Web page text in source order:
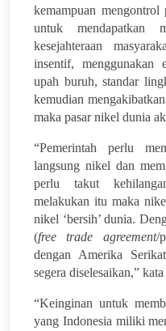
kemampuan
untuk mendapatkan
kesejahteraan
insentif, menggunakan
upah buruh, standar
kemudian
maka pasar nikel dunia
“Pemerintah perlu
langsung nikel dan
perlu takut
melakukan itu maka
nikel ‘bersih’ dunia.
(free trade agreement/
dengan Amerika
segera diselesaikan,”
“Keinginan untuk
yang Indonesia miliki